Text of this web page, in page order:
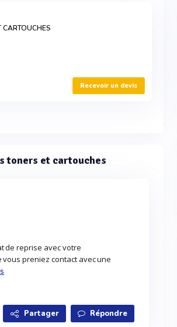
CARTOUCHES
Recevoir un devis
toners et cartouches
de reprise avec votre
preniez contact avec une
Partager Répondre